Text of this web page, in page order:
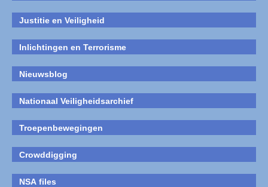
Justitie en Veiligheid
Inlichtingen en Terrorisme
Nieuwsblog
Nationaal Veiligheidsarchief
Troepenbewegingen
Crowddigging
NSA files